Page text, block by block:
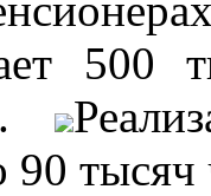
500
90 тысяч